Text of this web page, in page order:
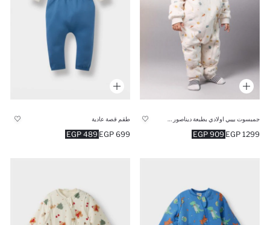
جمبسوت بيبي اولادي بطبعة ديناصور قطن ألياف 1 توغ
909 EGP 1299 EGP
طقم قصة عادية
489 EGP 699 EGP